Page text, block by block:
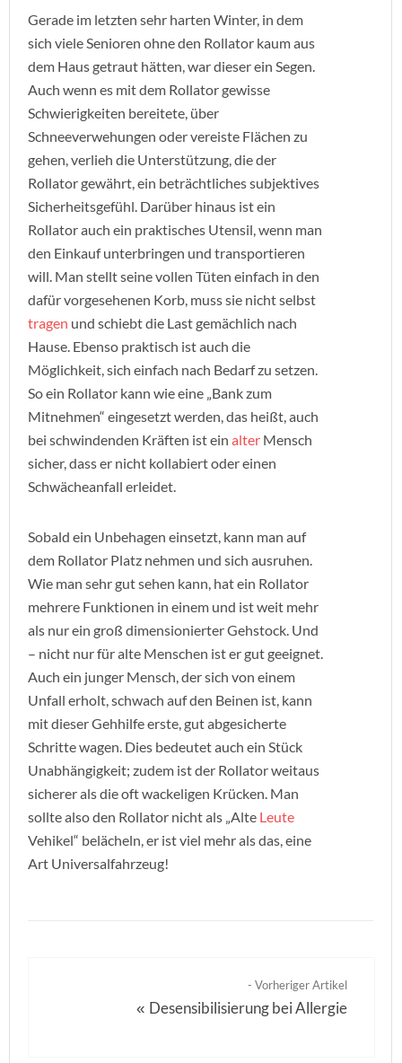
Gerade im letzten sehr harten Winter, in dem
sich viele Senioren ohne den Rollator kaum aus
dem Haus getraut hätten, war dieser ein Segen.
Auch wenn es mit dem Rollator gewisse
Schwierigkeiten bereitete, über
Schneeverwehungen oder vereiste Flächen zu
gehen, verlieh die Unterstützung, die der
Rollator gewährt, ein beträchtliches subjektives
Sicherheitsgefühl. Darüber hinaus ist ein
Rollator auch ein praktisches Utensil, wenn man
den Einkauf unterbringen und transportieren
will. Man stellt seine vollen Tüten einfach in den
dafür vorgesehenen Korb, muss sie nicht selbst
tragen und schiebt die Last gemächlich nach
Hause. Ebenso praktisch ist auch die
Möglichkeit, sich einfach nach Bedarf zu setzen.
So ein Rollator kann wie eine „Bank zum
Mitnehmen“ eingesetzt werden, das heißt, auch
bei schwindenden Kräften ist ein alter Mensch
sicher, dass er nicht kollabiert oder einen
Schwächeanfall erleidet.
Sobald ein Unbehagen einsetzt, kann man auf
dem Rollator Platz nehmen und sich ausruhen.
Wie man sehr gut sehen kann, hat ein Rollator
mehrere Funktionen in einem und ist weit mehr
als nur ein groß dimensionierter Gehstock. Und
– nicht nur für alte Menschen ist er gut geeignet.
Auch ein junger Mensch, der sich von einem
Unfall erholt, schwach auf den Beinen ist, kann
mit dieser Gehhilfe erste, gut abgesicherte
Schritte wagen. Dies bedeutet auch ein Stück
Unabhängigkeit; zudem ist der Rollator weitaus
sicherer als die oft wackeligen Krücken. Man
sollte also den Rollator nicht als „Alte Leute
Vehikel“ belächeln, er ist viel mehr als das, eine
Art Universalfahrzeug!
- Vorheriger Artikel
« Desensibilisierung bei Allergie